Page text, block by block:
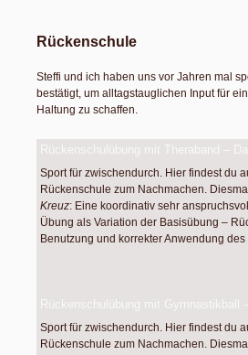
Rückenschule
Steffi und ich haben uns vor Jahren mal
bestätigt, um alltagstauglichen Input für
Haltung zu schaffen.
Rückenschulübung mit Theraband –
Sport für zwischendurch. Hier findest du
Rückenschule zum Nachmachen.
Kreuz: Eine koordinativ sehr
Übung als Variation der Basisübung –
Benutzung und korrekter Anwendung
Rückenschulübung mit Gymnastikball
Sport für zwischendurch. Hier findest du
Rückenschule zum Nachmachen.